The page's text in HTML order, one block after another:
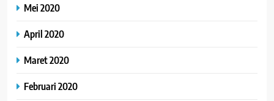
Mei 2020
April 2020
Maret 2020
Februari 2020